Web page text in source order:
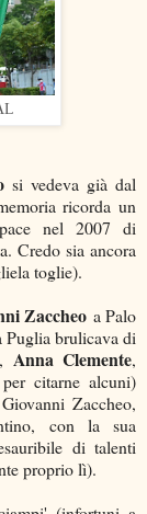
si vedeva già dal
ricorda un
nel 2007 di
Credo sia ancora
toglie).
Zaccheo a Palo
brulicava di
, Anna Clemente,
citarne alcuni)
Zaccheo,
con la sua
di talenti
proprio lì).